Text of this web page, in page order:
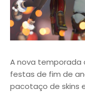
A nova temporada
festas de fim de
pacotaço de skins